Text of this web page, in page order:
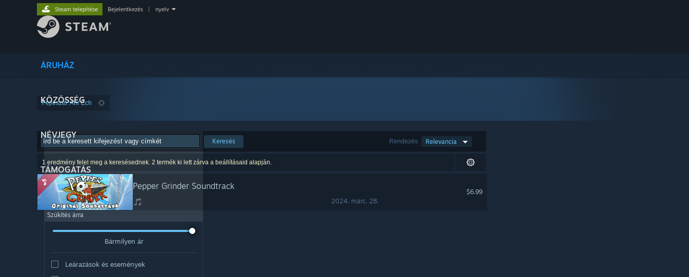
ÁRUHÁZ
KÖZÖSSÉG
NÉVJEGY
TÁMOGATÁS
Steam telepítése Bejelentkezés nyelv
Fejlesztő: Ahr Ech
Rendezés Relevancia
Keresés
1 eredmény felel meg a keresésednek. 2 termék ki lett zárva a beállításaid alapján.
Pepper Grinder Soundtrack
2024. márc. 28.
$6.99
Szűkítés árra
Bármilyen ár
Leárazások és események